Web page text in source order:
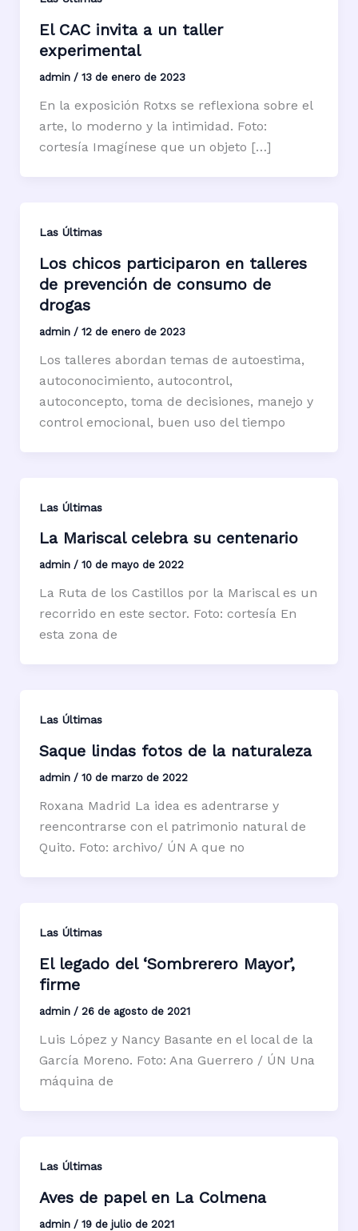
El CAC invita a un taller
experimental
admin / 13 de enero de 2023
En la exposición Rotxs se reflexiona sobre el
arte, lo moderno y la intimidad. Foto:
cortesía Imagínese que un objeto […]
Las Últimas
Los chicos participaron en talleres
de prevención de consumo de
drogas
admin / 12 de enero de 2023
Los talleres abordan temas de autoestima,
autoconocimiento, autocontrol,
autoconcepto, toma de decisiones, manejo y
control emocional, buen uso del tiempo
Las Últimas
La Mariscal celebra su centenario
admin / 10 de mayo de 2022
La Ruta de los Castillos por la Mariscal es un
recorrido en este sector. Foto: cortesía En
esta zona de
Las Últimas
Saque lindas fotos de la naturaleza
admin / 10 de marzo de 2022
Roxana Madrid La idea es adentrarse y
reencontrarse con el patrimonio natural de
Quito. Foto: archivo/ ÚN A que no
Las Últimas
El legado del ‘Sombrerero Mayor’,
firme
admin / 26 de agosto de 2021
Luis López y Nancy Basante en el local de la
García Moreno. Foto: Ana Guerrero / ÚN Una
máquina de
Las Últimas
Aves de papel en La Colmena
admin / 19 de julio de 2021